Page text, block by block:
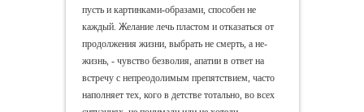
пусть и картинками-образами, способен не
каждый. Желание лечь пластом и отказаться от
продолжения жизни, выбрать не смерть, а не-
жизнь, - чувство безволия, апатии в ответ на
встречу с непреодолимым препятствием, часто
наполняет тех, кого в детстве тотально, во всех